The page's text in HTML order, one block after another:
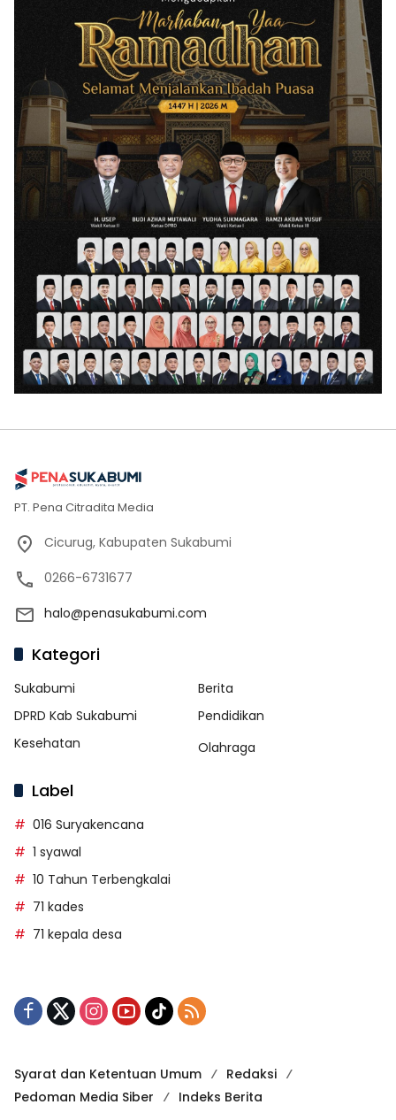
PT. Pena Citradita Media
Cicurug, Kabupaten Sukabumi
0266-6731677
halo@penasukabumi.com
Kategori
Sukabumi
Berita
DPRD Kab Sukabumi
Pendidikan
Kesehatan
Olahraga
Label
016 Suryakencana
1 syawal
10 Tahun Terbengkalai
71 kades
71 kepala desa
Syarat dan Ketentuan Umum
Redaksi
Pedoman Media Siber
Indeks Berita